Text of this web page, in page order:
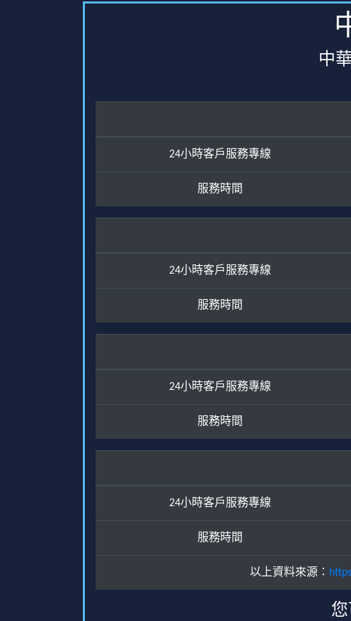
中
24小時客戶服務專線
服務時間
24小時客戶服務專線
服務時間
24小時客戶服務專線
服務時間
24小時客戶服務專線
服務時間
以上資料來源：